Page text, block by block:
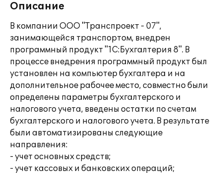
Описание
В компании ООО "Транспроект - 07",
занимающейся транспортом, внедрен
программный продукт "1С:Бухгалтерия 8". В
процессе внедрения программный продукт был
установлен на компьютер бухгалтера и на
дополнительное рабочее место, совместно были
определены параметры бухгалтерского и
налогового учета, введены остатки по счетам
бухгалтерского и налогового учета. В результате
были автоматизированы следующие
направления:
- учет основных средств;
- учет кассовых и банковских операций;